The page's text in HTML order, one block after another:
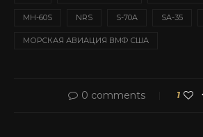
MH-60S NRS S-70A SA-35
МОРСКАЯ АВИАЦИЯ ВМФ США
0 comments 1